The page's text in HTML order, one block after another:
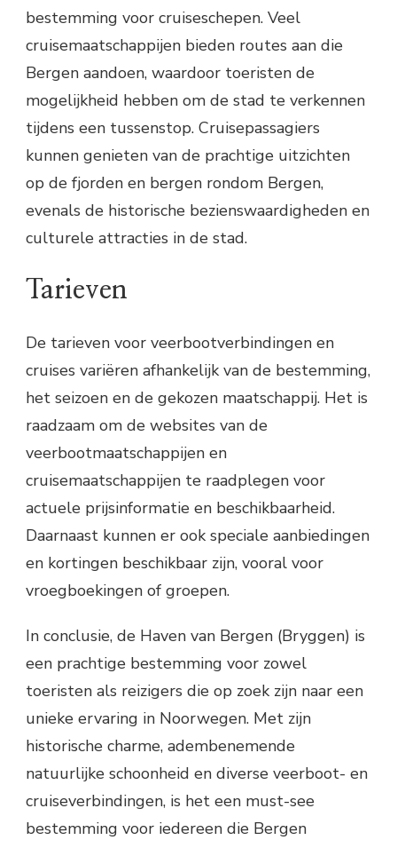
bestemming voor cruiseschepen. Veel
cruisemaatschappijen bieden routes aan die
Bergen aandoen, waardoor toeristen de
mogelijkheid hebben om de stad te verkennen
tijdens een tussenstop. Cruisepassagiers
kunnen genieten van de prachtige uitzichten
op de fjorden en bergen rondom Bergen,
evenals de historische bezienswaardigheden en
culturele attracties in de stad.
Tarieven
De tarieven voor veerbootverbindingen en
cruises variëren afhankelijk van de bestemming,
het seizoen en de gekozen maatschappij. Het is
raadzaam om de websites van de
veerbootmaatschappijen en
cruisemaatschappijen te raadplegen voor
actuele prijsinformatie en beschikbaarheid.
Daarnaast kunnen er ook speciale aanbiedingen
en kortingen beschikbaar zijn, vooral voor
vroegboekingen of groepen.
In conclusie, de Haven van Bergen (Bryggen) is
een prachtige bestemming voor zowel
toeristen als reizigers die op zoek zijn naar een
unieke ervaring in Noorwegen. Met zijn
historische charme, adembenemende
natuurlijke schoonheid en diverse veerboot- en
cruiseverbindingen, is het een must-see
bestemming voor iedereen die Bergen